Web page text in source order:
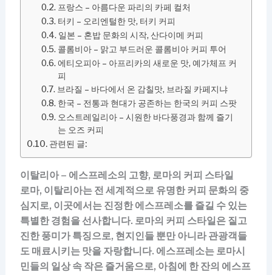
프랑스 – 아름다운 파리의 카페 컬처
터키 – 오리엔털한 맛, 터키 커피
일본 – 혼밥 문화의 시작, 산다이메 커피
콜롬비아 – 맑고 부드러운 콜롬비아 커피 투어
에티오피아 – 아프리카의 새로운 맛, 예가체프 커
피
브라질 – 바다에서 온 감칠맛, 브라질 카페지냐
한국 – 전통과 현대가 공존하는 한국의 커피 스팟
오스트레일리아 – 시원한 바다풍경과 함께 즐기
는 오즈 커피
관련된 글:
이탈리아 – 에스프레소의 고향, 로마의 커피 스타일
로마, 이탈리아는 전 세계적으로 유명한 커피 문화의 중
심지로, 이곳에서는 진정한 에스프레소를 즐길 수 있는
특별한 경험을 선사합니다. 로마의 커피 스타일은 짙고
진한 풍미가 특징으로, 현지인들 뿐만 아니라 관광객들
도 매료시키는 맛을 자랑합니다. 에스프레소는 로마시
민들의 일상 속 작은 즐거움으로, 아침에 한 잔의 에스프